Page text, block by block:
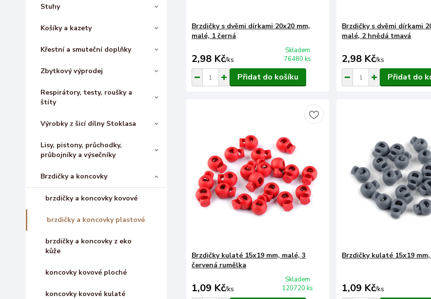
Stuhy
Košíky a kazety
Křestní a smuteční doplňky
Zbytkový výprodej
Respirátory, testy, roušky a
štíty
Výrobky z šicí dílny Stoklasa
Lisy, pistony, průchodky,
průbojníky a výsečníky
Brzdičky a koncovky
brzdičky a koncovky kovové
brzdičky a koncovky plastové
brzdičky a koncovky z eko
kůže
koncovky kovové ploché
koncovky kovové kulaté
Brzdičky s dvěmi dírkami 20x20 mm,
malé, 1 černá
2,98 Kč/ks
Skladem
76480 ks
Přidat do košíku
Brzdičky s dvěmi dírkami
malé, 2 hnědá tmavá
2,98 Kč/ks
Přidat do
Brzdičky kulaté 15x19 mm, malé, 3
červená rumělka
1,09 Kč/ks
Skladem
120720 ks
Brzdičky kulaté 15x19
1,09 Kč/ks